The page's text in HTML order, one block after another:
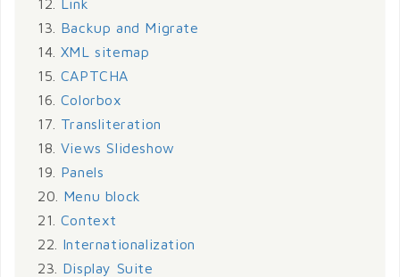
12.
Link
13.
Backup and Migrate
14. XML sitemap
15. CAPTCHA
16. Colorbox
17.
Transliteration
18. Views Slideshow
19.
Panels
20.
Menu block
21.
Context
22.
Internationalization
23.
Display Suite